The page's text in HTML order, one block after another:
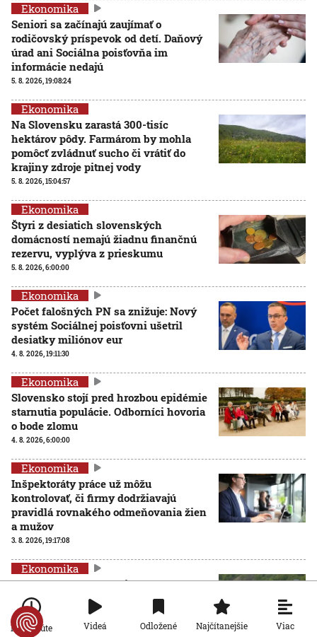
Ekonomika
Seniori sa začínajú zaujímať o
rodičovský príspevok od detí. Daňový
úrad ani Sociálna poisťovňa im
informácie nedajú
5. 8. 2026, 19:08:24
Ekonomika
Na Slovensku zarastá 300-tisíc
hektárov pôdy. Farmárom by mohla
pomôcť zvládnuť sucho či vrátiť do
krajiny zdroje pitnej vody
5. 8. 2026, 15:04:57
Ekonomika
Štyri z desiatich slovenských
domácností nemajú žiadnu finančnú
rezervu, vyplýva z prieskumu
5. 8. 2026, 6:00:00
Ekonomika
Počet falošných PN sa znižuje: Nový
systém Sociálnej poisťovni ušetril
desiatky miliónov eur
4. 8. 2026, 19:11:30
Ekonomika
Slovensko stojí pred hrozbou epidémie
starnutia populácie. Odborníci hovoria
o bode zlomu
4. 8. 2026, 6:00:00
Ekonomika
Inšpektoráty práce už môžu
kontrolovať, či firmy dodržiavajú
pravidlá rovnakého odmeňovania žien
a mužov
3. 8. 2026, 19:17:08
Ekonomika
Problémový horský priechod Soroška
sa zatiaľ nezmení: Tunel je v
nedohľadne a rozšírenie cesty viazne
na financiách
Po minúte Videá Odložené Najčítanejšie Viac